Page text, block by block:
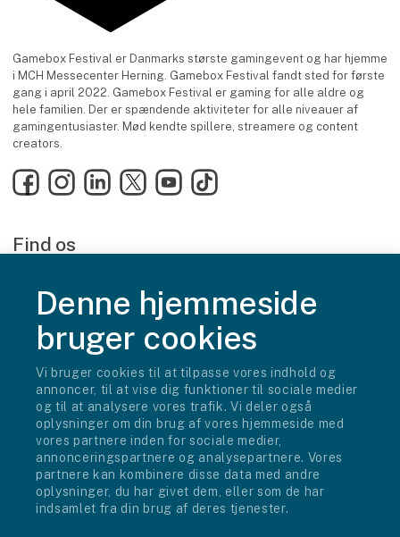
Denne hjemmeside
bruger cookies
Vi bruger cookies til at tilpasse vores indhold og
annoncer, til at vise dig funktioner til sociale medier
og til at analysere vores trafik. Vi deler også
oplysninger om din brug af vores hjemmeside med
vores partnere inden for sociale medier,
annonceringspartnere og analysepartnere. Vores
partnere kan kombinere disse data med andre
oplysninger, du har givet dem, eller som de har
indsamlet fra din brug af deres tjenester.
Gamebox Festival er Danmarks største gamingevent og har hjemme
i MCH Messecenter Herning. Gamebox Festival fandt sted for første
gang i april 2022. Gamebox Festival er gaming for alle aldre og
hele familien. Der er spændende aktiviteter for alle niveauer af
gamingentusiaster. Mød kendte spillere, streamere og content
creators.
FacebookInstagramLinkedIn
X YouTubeTikTok
Find os
Vardevej 1
7400 Herning
Danmark
Kontakt os
Telefon: +45 99 26 99 26
E-mail: info@gameboxfestival.dk
Mød os i 2027
Fredag d. 23. april kl. 15.00 - 20.00
Lørdag d. 24. april kl. 09.00 - 20.00
Søndag d. 25. april kl. 10.00 - 18.00